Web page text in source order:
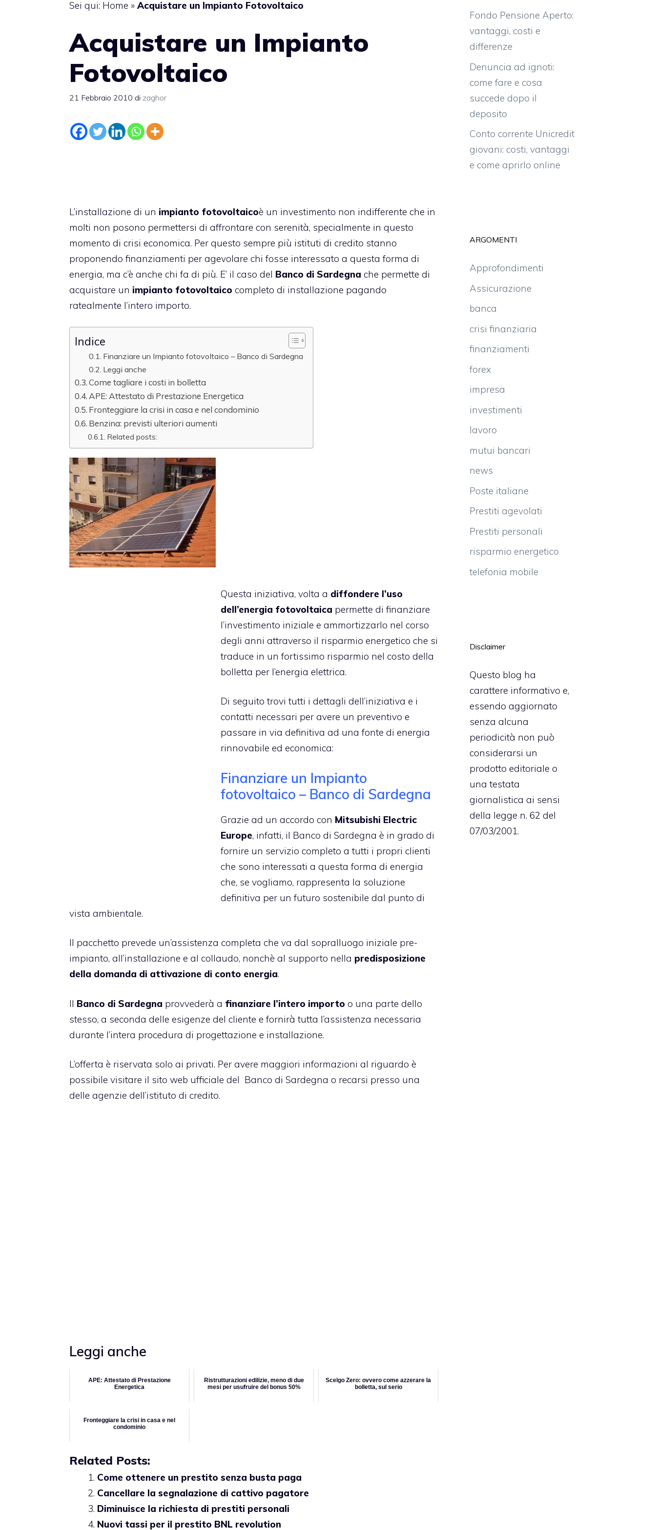
Sei qui: Home » Acquistare un Impianto Fotovoltaico
Acquistare un Impianto
Fotovoltaico
21 Febbraio 2010 di zaghor
L’installazione di un impianto fotovoltaicoè un investimento non indifferente che in
molti non posono permettersi di affrontare con serenità, specialmente in questo
momento di crisi economica. Per questo sempre più istituti di credito stanno
proponendo finanziamenti per agevolare chi fosse interessato a questa forma di
energia, ma c’è anche chi fa di più. E’ il caso del Banco di Sardegna che permette di
acquistare un impianto fotovoltaico completo di installazione pagando
ratealmente l’intero importo.
Indice
Finanziare un Impianto fotovoltaico – Banco di Sardegna
Leggi anche
Come tagliare i costi in bolletta
APE: Attestato di Prestazione Energetica
Fronteggiare la crisi in casa e nel condominio
Benzina: previsti ulteriori aumenti
Related posts:
Questa iniziativa, volta a diffondere l’uso
dell’energia fotovoltaica permette di finanziare
l’investimento iniziale e ammortizzarlo nel corso
degli anni attraverso il risparmio energetico che si
traduce in un fortissimo risparmio nel costo della
bolletta per l’energia elettrica.
Di seguito trovi tutti i dettagli dell’iniziativa e i
contatti necessari per avere un preventivo e
passare in via definitiva ad una fonte di energia
rinnovabile ed economica:
Finanziare un Impianto
fotovoltaico – Banco di Sardegna
Grazie ad un accordo con Mitsubishi Electric
Europe, infatti, il Banco di Sardegna è in grado di
fornire un servizio completo a tutti i propri clienti
che sono interessati a questa forma di energia
che, se vogliamo, rappresenta la soluzione
definitiva per un futuro sostenibile dal punto di
vista ambientale.
Il pacchetto prevede un’assistenza completa che va dal sopralluogo iniziale pre-
impianto, all’installazione e al collaudo, nonchè al supporto nella predisposizione
della domanda di attivazione di conto energia.
Il Banco di Sardegna provvederà a finanziare l’intero importo o una parte dello
stesso, a seconda delle esigenze del cliente e fornirà tutta l’assistenza necessaria
durante l’intera procedura di progettazione e installazione.
L’offerta è riservata solo ai privati. Per avere maggiori informazioni al riguardo è
possibile visitare il sito web ufficiale del Banco di Sardegna o recarsi presso una
delle agenzie dell’istituto di credito.
Leggi anche
APE: Attestato di Prestazione
Energetica
Ristrutturazioni edilizie, meno di due
mesi per usufruire del bonus 50%
Scelgo Zero: ovvero come azzerare la
bolletta, sul serio
Fronteggiare la crisi in casa e nel
condominio
Related Posts:
Come ottenere un prestito senza busta paga
Cancellare la segnalazione di cattivo pagatore
Diminuisce la richiesta di prestiti personali
Nuovi tassi per il prestito BNL revolution
Fondo Pensione Aperto:
vantaggi, costi e
differenze
Denuncia ad ignoti:
come fare e cosa
succede dopo il
deposito
Conto corrente Unicredit
giovani: costi, vantaggi
e come aprirlo online
ARGOMENTI
Approfondimenti
Assicurazione
banca
crisi finanziaria
finanziamenti
forex
impresa
investimenti
lavoro
mutui bancari
news
Poste italiane
Prestiti agevolati
Prestiti personali
risparmio energetico
telefonia mobile
Disclaimer
Questo blog ha
carattere informativo e,
essendo aggiornato
senza alcuna
periodicità non può
considerarsi un
prodotto editoriale o
una testata
giornalistica ai sensi
della legge n. 62 del
07/03/2001.